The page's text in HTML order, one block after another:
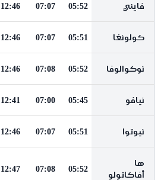
فايني 05:52
07:07
12:46
كولونغا 05:51
07:07
12:46
نوكوالوفا 05:52
07:08
12:46
نيافو 05:45
07:00
12:41
نيوتوا 05:51
07:07
12:46
ها
أفاكاتولو
05:52
07:08
12:47